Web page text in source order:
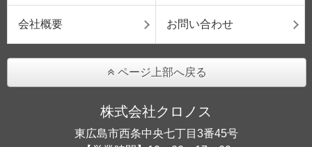
会社概要 お問い合わせ
ページ上部へ戻る
株式会社クロノス
東広島市西条中央七丁目3番45号